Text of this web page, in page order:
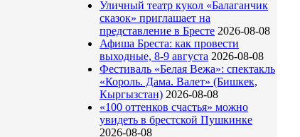
Уличный театр кукол «Балаганчик
сказок» приглашает на
представление в Бресте 2026-08-08
Афиша Бреста: как провести
выходные, 8-9 августа 2026-08-08
Фестиваль «Белая Вежа»: спектакль
«Король. Дама. Валет» (Бишкек,
Кыргызстан) 2026-08-08
«100 оттенков счастья» можно
увидеть в брестской Пушкинке
2026-08-08